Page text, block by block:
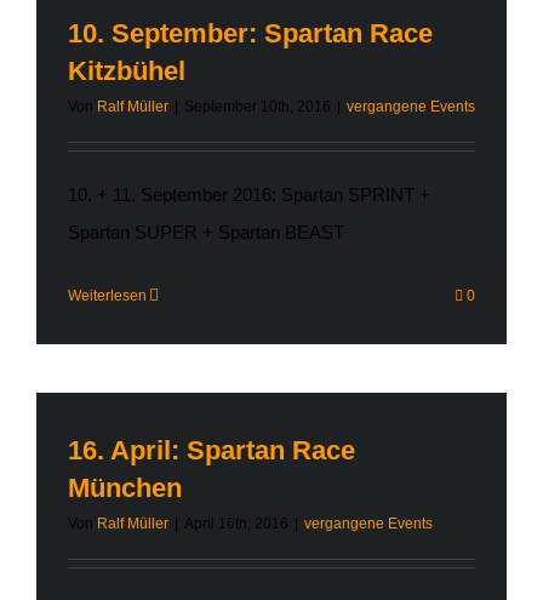
10. September: Spartan Race
Kitzbühel
Von Ralf Müller September 10th, 2016 vergangene Events
10. + 11. September 2016: Spartan SPRINT +
Spartan SUPER + Spartan BEAST
Weiterlesen 0
16. April: Spartan Race
München
Von Ralf Müller April 16th, 2016 vergangene Events